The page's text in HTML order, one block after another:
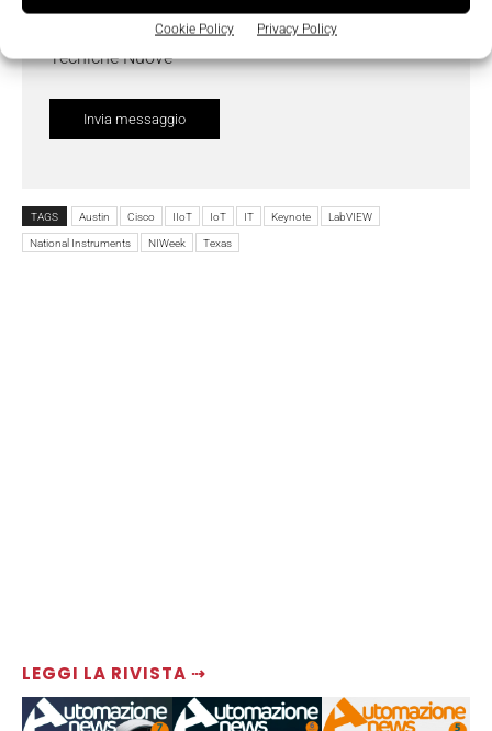
Cookie Policy Privacy Policy
LEGGI LA RIVISTA ⇢
do il consenso al trattamento dei dati da parte di
Tecniche Nuove
TAGS Austin Cisco IIoT IoT IT Keynote LabVIEW
National Instruments NIWeek Texas